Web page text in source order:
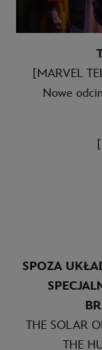
[MARVEL
Nowe
SPOZA
THE SOLAR
THE